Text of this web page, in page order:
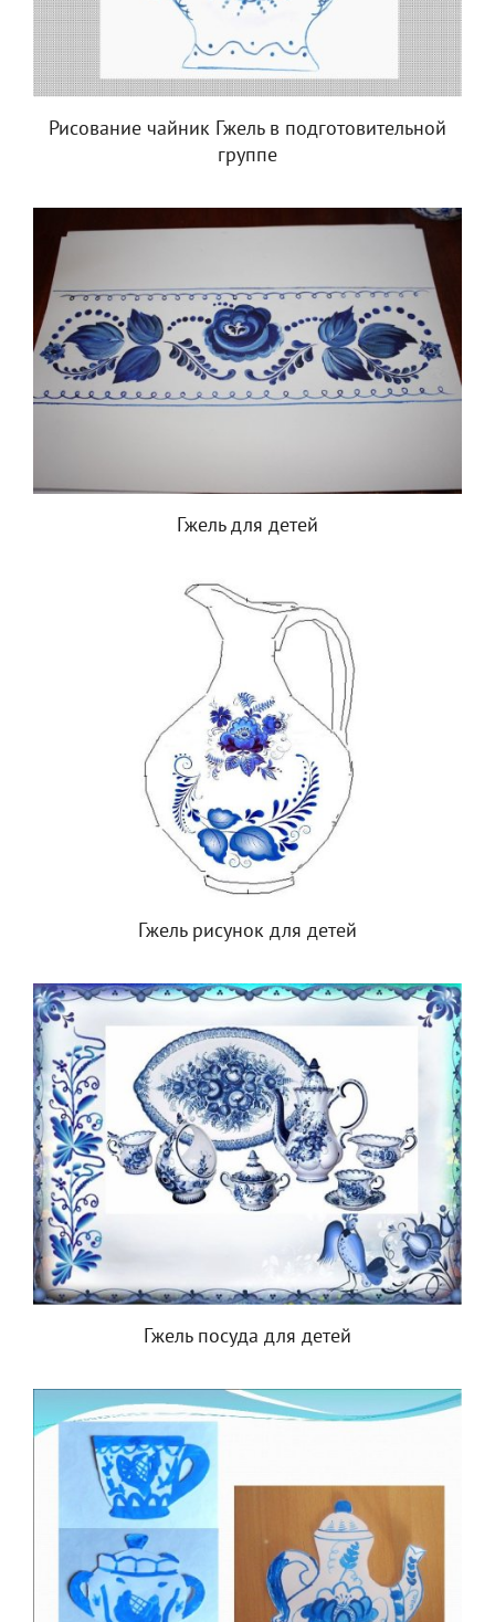
Рисование чайник Гжель в подготовительной
группе
Гжель для детей
Гжель рисунок для детей
Гжель посуда для детей